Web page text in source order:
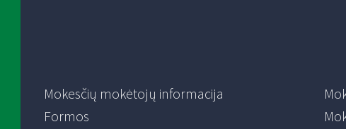
Mokesčių mokėtojų informacija
Formos